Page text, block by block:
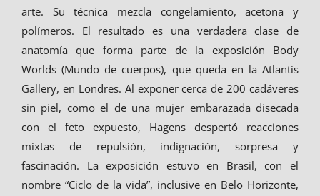
arte. Su técnica mezcla congelamiento, acetona y
polímeros. El resultado es una verdadera clase de
anatomía que forma parte de la exposición Body
Worlds (Mundo de cuerpos), que queda en la Atlantis
Gallery, en Londres. Al exponer cerca de 200 cadáveres
sin piel, como el de una mujer embarazada disecada
con el feto expuesto, Hagens despertó reacciones
mixtas de repulsión, indignación, sorpresa y
fascinación. La exposición estuvo en Brasil, con el
nombre “Ciclo de la vida”, inclusive en Belo Horizonte,